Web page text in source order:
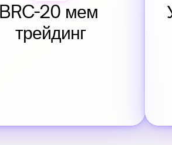
BRC-20 мем
трейдинг